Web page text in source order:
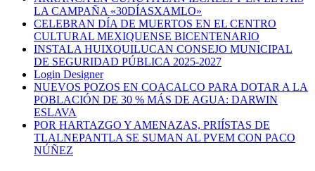
LA CAMPAÑA «30DÍASXAMLO»
CELEBRAN DÍA DE MUERTOS EN EL CENTRO
CULTURAL MEXIQUENSE BICENTENARIO
INSTALA HUIXQUILUCAN CONSEJO MUNICIPAL
DE SEGURIDAD PÚBLICA 2025-2027
Login Designer
NUEVOS POZOS EN COACALCO PARA DOTAR A LA
POBLACIÓN DE 30 % MÁS DE AGUA: DARWIN
ESLAVA
POR HARTAZGO Y AMENAZAS, PRIÍSTAS DE
TLALNEPANTLA SE SUMAN AL PVEM CON PACO
NÚÑEZ